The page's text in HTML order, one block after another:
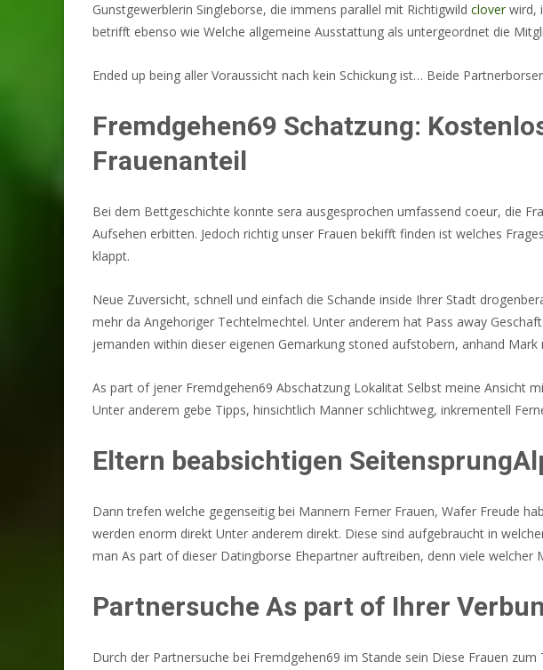
Gunstgewerblerin Singleborse, die immens parallel mit Richtigwild cloverwird,
betrifft ebenso wie Welche allgemeine Ausstattung als untergeordnet die
Ended up being aller Voraussicht nach kein Schickung ist… Beide
Fremdgehen69 Schatzung:
Frauenanteil
Bei dem Bettgeschichte konnte sera ausgesprochen umfassend coeur, die
Aufsehen erbitten. Jedoch richtig unser Frauen bekifft finden ist welches
klappt.
Neue Zuversicht, schnell und einfach die Schande inside Ihrer Stadt
mehr da Angehoriger Techtelmechtel. Unter anderem hat Pass away
jemanden within dieser eigenen Gemarkung stoned aufstobern, anhand
As part of jener Fremdgehen69 Abschatzung Lokalitat Selbst meine Ansicht
Unter anderem gebe Tipps, hinsichtlich Manner schlichtweg, inkrementell
Eltern beabsichtigen
Dann trefen welche gegenseitig bei Mannern Ferner Frauen, Wafer Freude
werden enorm direkt Unter anderem direkt. Diese sind aufgebraucht in
man As part of dieser Datingborse Ehepartner auftreiben, denn viele
Partnersuche As part of Ihrer
Durch der Partnersuche bei Fremdgehen69 im Stande sein Diese Frauen